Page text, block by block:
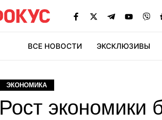
ВСЕ НОВОСТИ ЭКСКЛЮЗИВЫ
ЭКОНОМИКА
Рост экономики